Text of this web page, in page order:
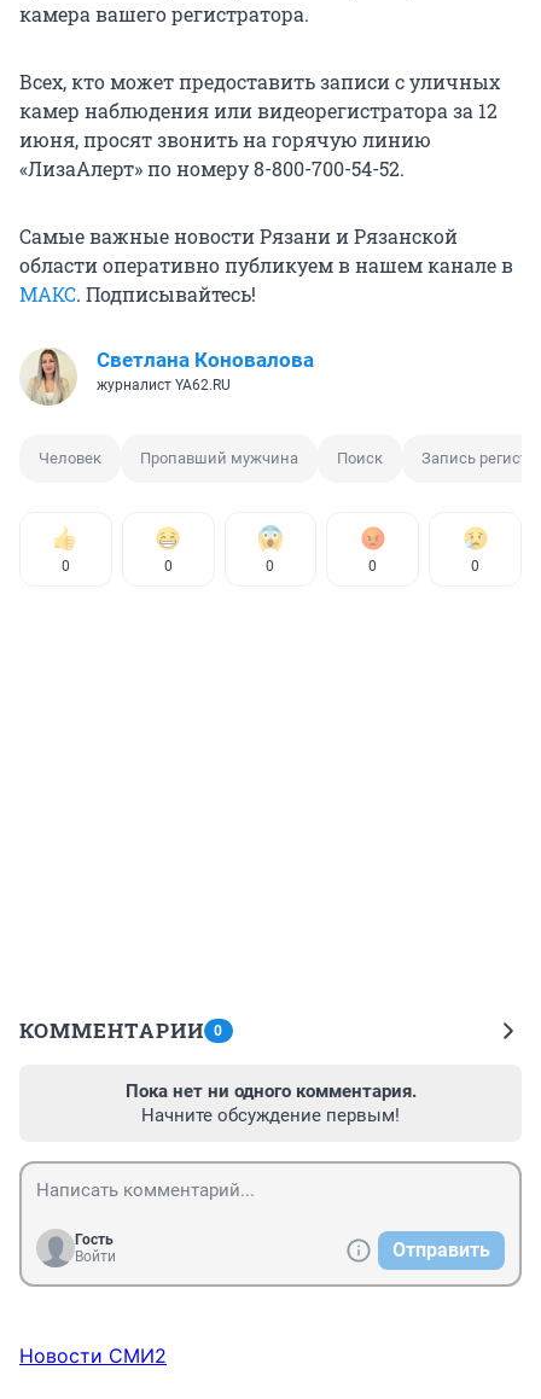
камера вашего регистратора.
Всех, кто может предоставить записи с уличных
камер наблюдения или видеорегистратора за 12
июня, просят звонить на горячую линию
«ЛизаАлерт» по номеру 8-800-700-54-52.
Самые важные новости Рязани и Рязанской
области оперативно публикуем в нашем канале в
МАКС. Подписывайтесь!
Светлана Коновалова
журналист YA62.RU
Человек Пропавший мужчина Поиск Запись
0 0 0 0 0
КОММЕНТАРИИ 0
Пока нет ни одного комментария.
Начните обсуждение первым!
Гость
Войти
Отправить
Новости СМИ2